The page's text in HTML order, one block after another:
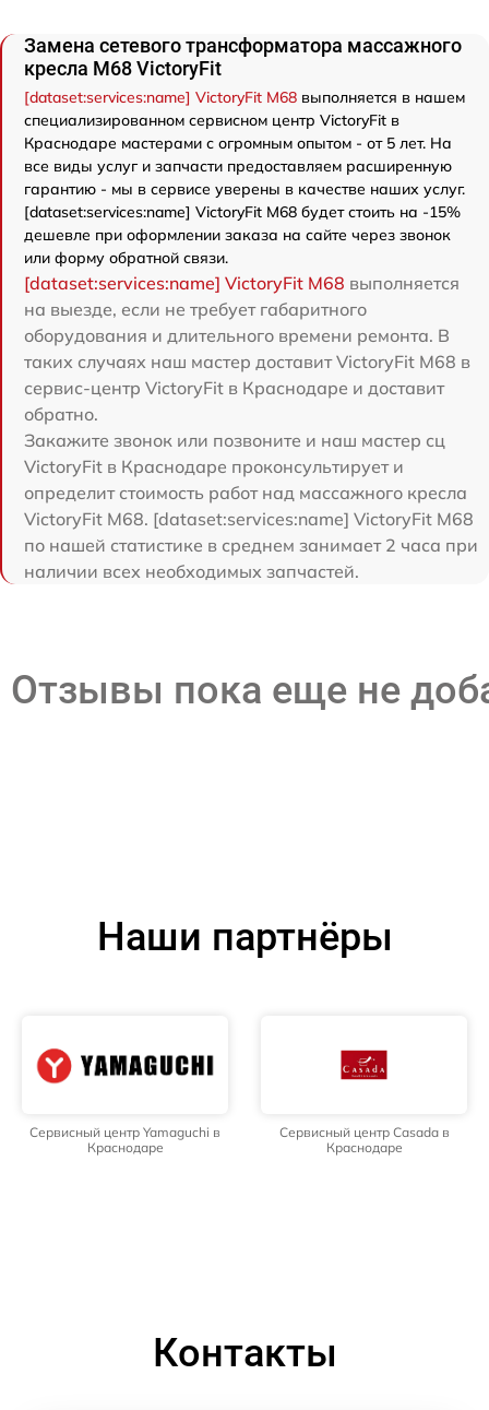
Замена сетевого трансформатора массажного
кресла M68 VictoryFit
[dataset:services:name] VictoryFit M68 выполняется в нашем
специализированном сервисном центр VictoryFit в
Краснодаре мастерами с огромным опытом - от 5 лет. На
все виды услуг и запчасти предоставляем расширенную
гарантию - мы в сервисе уверены в качестве наших услуг.
[dataset:services:name] VictoryFit M68 будет стоить на -15%
дешевле при оформлении заказа на сайте через звонок
или форму обратной связи.
[dataset:services:name] VictoryFit M68 выполняется
на выезде, если не требует габаритного
оборудования и длительного времени ремонта. В
таких случаях наш мастер доставит VictoryFit M68 в
сервис-центр VictoryFit в Краснодаре и доставит
обратно.
Закажите звонок или позвоните и наш мастер сц
VictoryFit в Краснодаре проконсультирует и
определит стоимость работ над массажного кресла
VictoryFit M68. [dataset:services:name] VictoryFit M68
по нашей статистике в среднем занимает 2 часа при
наличии всех необходимых запчастей.
Отзывы пока еще не
Наши партнёры
Сервисный центр Yamaguchi в
Краснодаре
Сервисный центр Casada в
Краснодаре
Контакты